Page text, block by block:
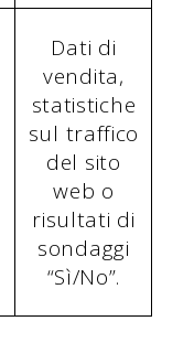
Dati di
vendita,
statistiche
sul traffico
del sito
web o
risultati di
sondaggi
“Sì/No”.